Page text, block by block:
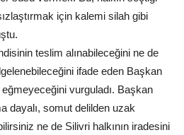
için kalemi silah gibi
teslim alınabileceğini ne de
ifade eden Başkan
vurguladı. Başkan
dayalı, somut delilden uzak
ne de Silivri halkının iradesini